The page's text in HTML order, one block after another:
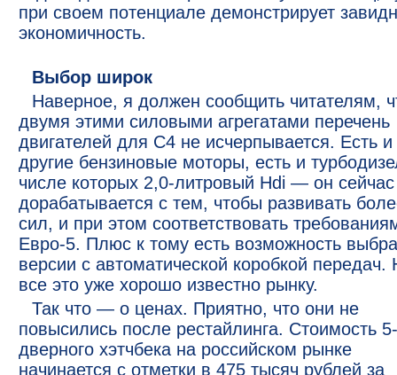
при своем потенциале демонстрирует
экономичность.
Выбор широк
Наверное, я должен сообщить читателям,
двумя этими силовыми агрегатами перечень
двигателей для С4 не исчерпывается. Есть и
другие бензиновые моторы, есть и
числе которых 2,0-литровый Hdi — он сейчас
дорабатывается с тем, чтобы развивать
сил, и при этом соответствовать
Евро-5. Плюс к тому есть возможность
версии с автоматической коробкой передач.
все это уже хорошо известно рынку.
Так что — о ценах. Приятно, что они не
повысились после рестайлинга. Стоимость 5-
дверного хэтчбека на российском рынке
начинается с отметки в 475 тысяч рублей за